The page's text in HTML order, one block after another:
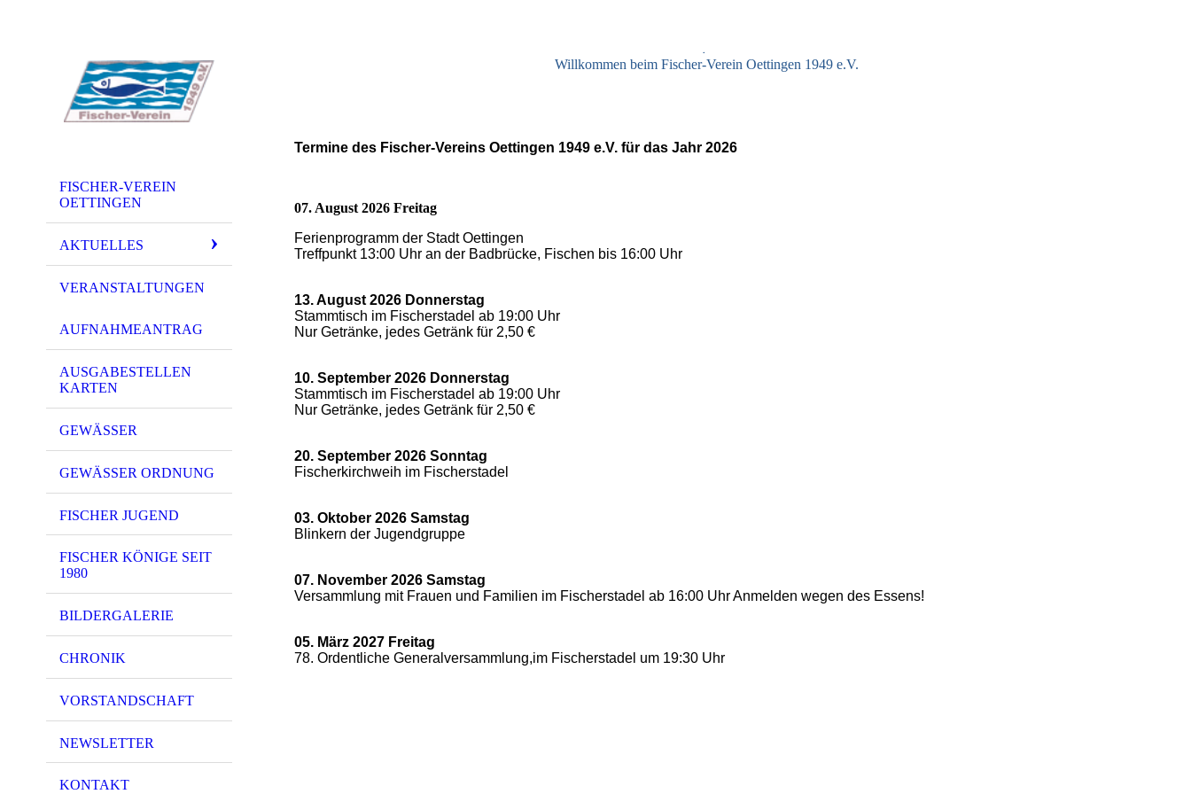
FISCHER-VEREIN
OETTINGEN
AKTUELLES
VERANSTALTUNGEN
AUFNAHMEANTRAG
AUSGABESTELLEN
KARTEN
GEWÄSSER
GEWÄSSER ORDNUNG
FISCHER JUGEND
FISCHER KÖNIGE SEIT
1980
BILDERGALERIE
CHRONIK
VORSTANDSCHAFT
NEWSLETTER
KONTAKT
.
Willkommen beim Fischer-Verein Oettingen 1949 e.V.
Termine des Fischer-Vereins Oettingen 1949 e.V. für das Jahr 2026
07. August 2026 Freitag
Ferienprogramm der Stadt Oettingen
Treffpunkt 13:00 Uhr an der Badbrücke, Fischen bis 16:00 Uhr
13. August 2026 Donnerstag
Stammtisch im Fischerstadel ab 19:00 Uhr
Nur Getränke, jedes Getränk für 2,50 €
10. September 2026 Donnerstag
Stammtisch im Fischerstadel ab 19:00 Uhr
Nur Getränke, jedes Getränk für 2,50 €
20. September 2026 Sonntag
Fischerkirchweih im Fischerstadel
03. Oktober 2026 Samstag
Blinkern der Jugendgruppe
07. November 2026 Samstag
Versammlung mit Frauen und Familien im Fischerstadel ab 16:00 Uhr Anmelden wegen des Essens!
05. März 2027 Freitag
78. Ordentliche Generalversammlung,im Fischerstadel um 19:30 Uhr